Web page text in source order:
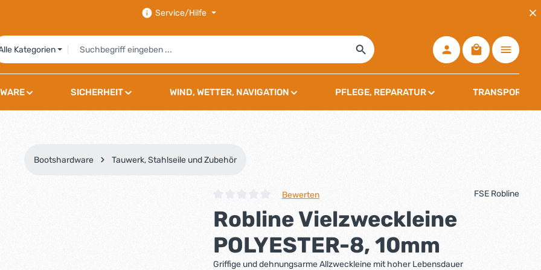
Service/Hilfe
Kategorien
Warenkorb
SICHERHEIT WIND, WETTER, NAVIGATION PFLEGE, REPARATUR TRANSPORT,
Bootshardware Tauwerk, Stahlseile und Zubehör
Bewerten FSE Robline
Robline Vielzweckleine
POLYESTER-8, 10mm
Griffige und dehnungsarme Allzweckleine mit hoher Lebensdauer